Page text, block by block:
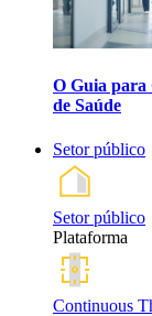
O Guia para
de Saúde
Setor público
Setor público
Plataforma
Continuous